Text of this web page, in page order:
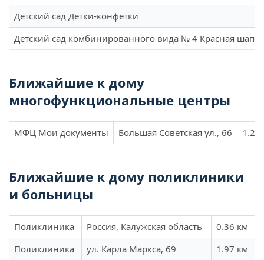
Детский сад Детки-конфетки
Детский сад комбинированного вида № 4 Красная
Ближайшие к дому
многофункциональные центры
МФЦ Мои документы Большая Советская ул., 66 1.21
Ближайшие к дому поликлиники
и больницы
Поликлиника Россия, Калужская область
0.36 км
Поликлиника
ул. Карла Маркса, 69 1.97 км